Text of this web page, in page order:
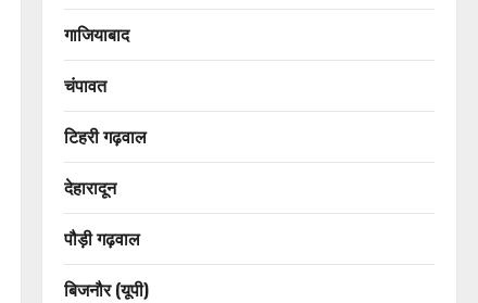
गाजियाबाद
चंपावत
टिहरी गढ़वाल
देहारादून
पौड़ी गढ़वाल
बिजनौर (यूपी)